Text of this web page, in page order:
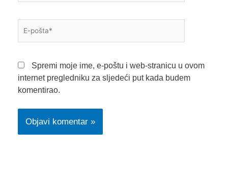
pošta*
Spremi moje ime, e-poštu i web-stranicu u ovom
internet pregledniku za sljedeći put kada budem
komentirao.